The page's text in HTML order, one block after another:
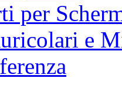
per
e